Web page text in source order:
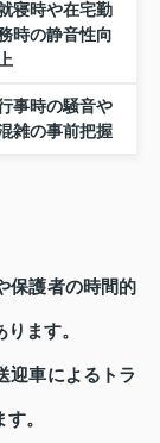
寝時や在宅勤
時の静音性向
事時の騒音や
雑の事前把握
保護者の時間的
ます。
迎車によるトラ
。